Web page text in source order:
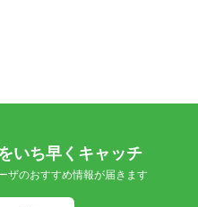
いち早くキャッチ
ザのおすすめ情報が届きます